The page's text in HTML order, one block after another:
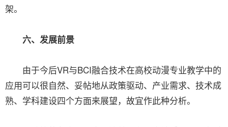
架。
六、发展前景
由于今后VR与BCI融合技术在高校动漫专业教学中的
应用可以很自然、妥帖地从政策驱动、产业需求、技术成
熟、学科建设四个方面来展望，故宜作此种分析。